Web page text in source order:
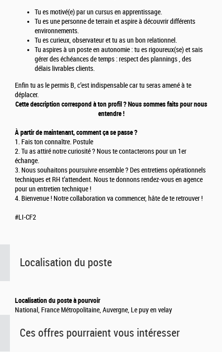
Tu es motivé(e) par un cursus en apprentissage.
Tu es une personne de terrain et aspire à découvrir différents
environnements.
Tu es curieux, observateur et tu as un bon relationnel.
Tu aspires à un poste en autonomie : tu es rigoureux(se) et sais
gérer des échéances de temps : respect des plannings , des
délais livrables clients.
Enfin tu as le permis B, c’est indispensable car tu seras amené à te
déplacer.
Cette description correspond à ton profil ? Nous sommes faits pour nous
entendre !
À partir de maintenant, comment ça se passe ?
1. Fais ton connaître. Postule
2. Tu as attiré notre curiosité ? Nous te contacterons pour un 1er
échange.
3. Nous souhaitons poursuivre ensemble ? Des entretiens opérationnels
techniques et RH t’attendent. Nous te donnons rendez-vous en agence
pour un entretien technique !
4. Bienvenue ! Notre collaboration va commencer, hâte de te retrouver !
#LI-CF2
Localisation du poste
Localisation du poste à pourvoir
National, France Métropolitaine, Auvergne, Le puy en velay
Ces offres pourraient vous intéresser